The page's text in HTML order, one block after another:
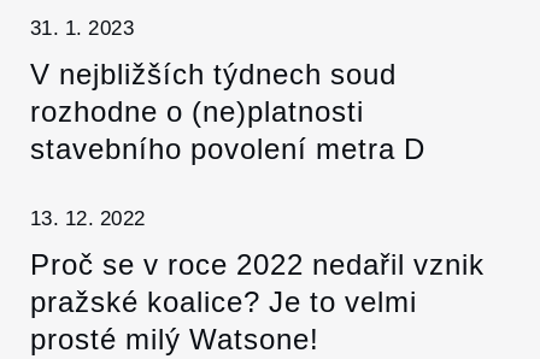
31. 1. 2023
V nejbližších týdnech soud
rozhodne o (ne)platnosti
stavebního povolení metra D
13. 12. 2022
Proč se v roce 2022 nedařil vznik
pražské koalice? Je to velmi
prosté milý Watsone!